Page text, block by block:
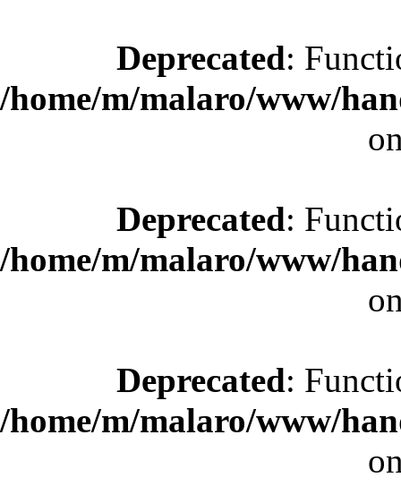
Deprecated:
/home/m/malaro/www/
Deprecated:
/home/m/malaro/www/
Deprecated:
/home/m/malaro/www/